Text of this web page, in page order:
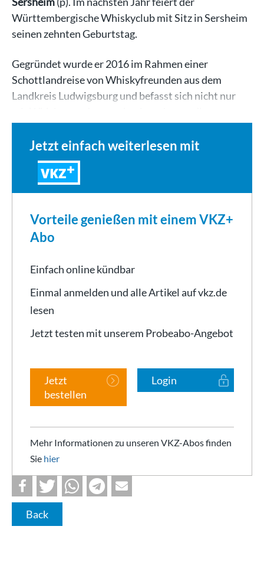
Württembergische Whiskyclub mit Sitz in Sersheim
seinen zehnten Geburtstag.
Gegründet wurde er 2016 im Rahmen einer
Schottlandreise von Whiskyfreunden aus dem
Landkreis Ludwigsburg und befasst sich nicht nur
Jetzt einfach weiterlesen mit
VKZ
Vorteile genießen mit einem VKZ+
Abo
Einfach online kündbar
Einmal anmelden und alle Artikel auf vkz.de
lesen
Jetzt testen mit unserem Probeabo-Angebot
Jetzt
bestellen
Login
Mehr Informationen zu unseren VKZ-Abos finden
Sie hier
Back